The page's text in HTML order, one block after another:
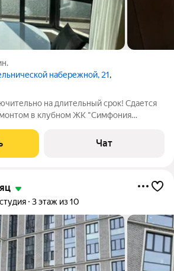
набережной, 21,
на длительный срок! Сдается
в клубном ЖК "Симфония
и готова к проживанию.
Чат
3 этаж из 10